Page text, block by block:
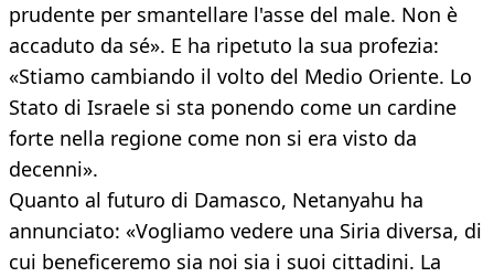
prudente per smantellare l'asse del male. Non è
accaduto da sé». E ha ripetuto la sua profezia:
«Stiamo cambiando il volto del Medio Oriente. Lo
Stato di Israele si sta ponendo come un cardine
forte nella regione come non si era visto da
decenni».
Quanto al futuro di Damasco, Netanyahu ha
annunciato: «Vogliamo vedere una Siria diversa, di
cui beneficeremo sia noi sia i suoi cittadini. La